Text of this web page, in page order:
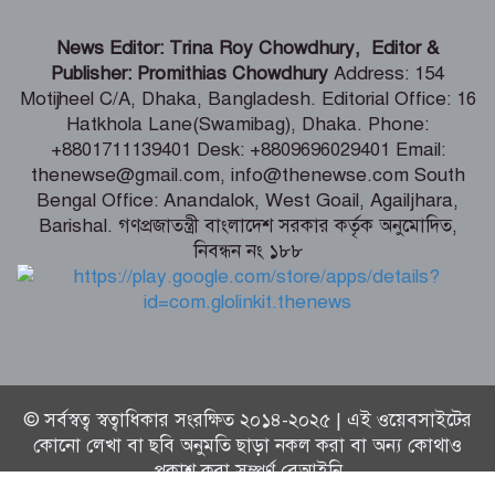
বিনামূল্যে চ্যাটজিপিটি ব্যবহারকারীদের জন্য
বড় সুখবর
গণমাধ্যমের ওপর নিয়ন্ত্রণ নয়, প্রয়োজন
নিয়মতান্ত্রিক কাঠামো: তথ্য ও সম্প্রচারমন্ত্রী
টেকসই গণতন্ত্র প্রতিষ্ঠায় স্বাধীন ও শক্তিশালী
গণমাধ্যমের বিকল্প নেই -মির্জা ফখরুল
News Editor: Trina Roy Chowdhury, Editor &
Publisher: Promithias Chowdhury Address: 154
Motijheel C/A, Dhaka, Bangladesh. Editorial Office: 16
Hatkhola Lane(Swamibag), Dhaka. Phone:
+8801711139401 Desk: +8809696029401 Email:
thenewse@gmail.com, info@thenewse.com South
Bengal Office: Anandalok, West Goail, Agailjhara,
Barishal. গণপ্রজাতন্ত্রী বাংলাদেশ সরকার কর্তৃক অনুমোদিত,
নিবন্ধন নং ১৮৮
© সর্বস্বত্ব স্বত্বাধিকার সংরক্ষিত ২০১৪-২০২৫ | এই ওয়েবসাইটের
কোনো লেখা বা ছবি অনুমতি ছাড়া নকল করা বা অন্য কোথাও
প্রকাশ করা সম্পূর্ণ বেআইনি